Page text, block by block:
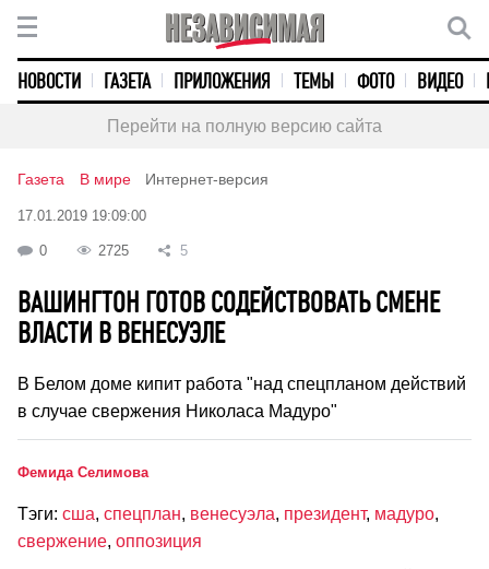
НОВОСТИ ГАЗЕТА ПРИЛОЖЕНИЯ ТЕМЫ ФОТО ВИДЕО
Перейти на полную версию сайта
Газета В мире Интернет-версия
17.01.2019 19:09:00
0 2725 5
ВАШИНГТОН ГОТОВ СОДЕЙСТВОВАТЬ СМЕНЕ
ВЛАСТИ В ВЕНЕСУЭЛЕ
В Белом доме кипит работа "над спецпланом действий
в случае свержения Николаса Мадуро"
Фемида Селимова
Тэги: сша, спецплан, венесуэла, президент, мадуро,
свержение, оппозиция